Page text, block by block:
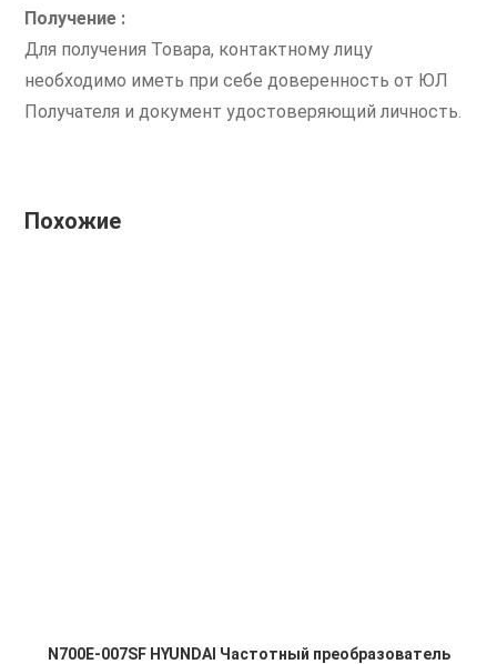
Получение :
Для получения Товара, контактному лицу
необходимо иметь при себе доверенность от ЮЛ
Получателя и документ удостоверяющий личность.
Похожие
N700E-007SF HYUNDAI Частотный преобразователь